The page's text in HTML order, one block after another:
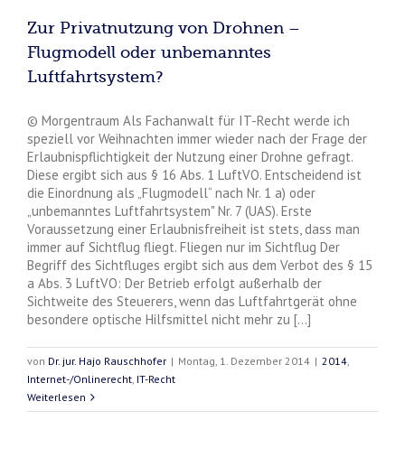
Zur Privatnutzung von Drohnen –
Flugmodell oder unbemanntes
Luftfahrtsystem?
© Morgentraum Als Fachanwalt für IT-Recht werde ich
speziell vor Weihnachten immer wieder nach der Frage der
Erlaubnispflichtigkeit der Nutzung einer Drohne gefragt.
Diese ergibt sich aus § 16 Abs. 1 LuftVO. Entscheidend ist
die Einordnung als „Flugmodell“ nach Nr. 1 a) oder
„unbemanntes Luftfahrtsystem" Nr. 7 (UAS). Erste
Voraussetzung einer Erlaubnisfreiheit ist stets, dass man
immer auf Sichtflug fliegt. Fliegen nur im Sichtflug Der
Begriff des Sichtfluges ergibt sich aus dem Verbot des § 15
a Abs. 3 LuftVO: Der Betrieb erfolgt außerhalb der
Sichtweite des Steuerers, wenn das Luftfahrtgerät ohne
besondere optische Hilfsmittel nicht mehr zu [...]
von Dr. jur. Hajo Rauschhofer | Montag, 1. Dezember 2014 | 2014
Internet-/Onlinerecht IT-Recht
Weiterlesen